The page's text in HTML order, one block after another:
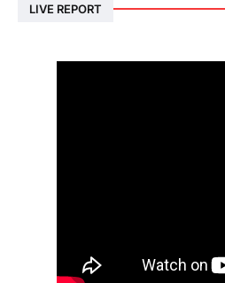
LIVE REPORT